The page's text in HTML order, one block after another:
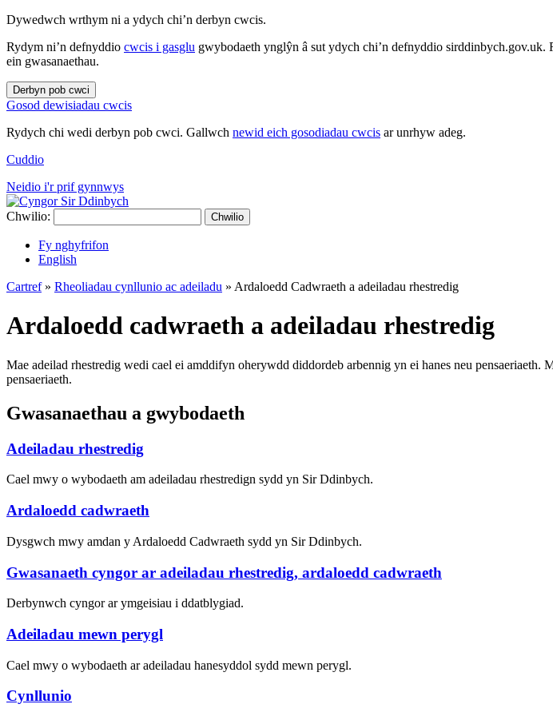
Dywedwch wrthym ni a ydych chi’n derbyn cwcis.
Rydym ni’n defnyddio cwcis i gasglu gwybodaeth ynglŷn â sut ydych chi’n defnyddio
ein gwasanaethau.
Derbyn pob cwci
Gosod dewisiadau cwcis
Rydych chi wedi derbyn pob cwci. Gallwch newid eich gosodiadau cwcis ar unrhyw adeg.
Cuddio
Neidio i'r prif gynnwys
Chwilio: Chwilio
Fy nghyfrifon
English
Cartref» Rheoliadau cynllunio ac adeiladu » Ardaloedd Cadwraeth a adeiladau rhestredig
Ardaloedd cadwraeth a adeiladau rhestredig
Mae adeilad rhestredig wedi cael ei amddifyn oherywdd diddordeb arbennig yn ei hanes neu
pensaeriaeth.
Gwasanaethau a gwybodaeth
Adeiladau rhestredig
Cael mwy o wybodaeth am adeiladau rhestredign sydd yn Sir Ddinbych.
Ardaloedd cadwraeth
Dysgwch mwy amdan y Ardaloedd Cadwraeth sydd yn Sir Ddinbych.
Gwasanaeth cyngor ar adeiladau rhestredig, ardaloedd cadwraeth
Derbynwch cyngor ar ymgeisiau i ddatblygiad.
Adeiladau mewn perygl
Cael mwy o wybodaeth ar adeiladau hanesyddol sydd mewn perygl.
Cynllunio